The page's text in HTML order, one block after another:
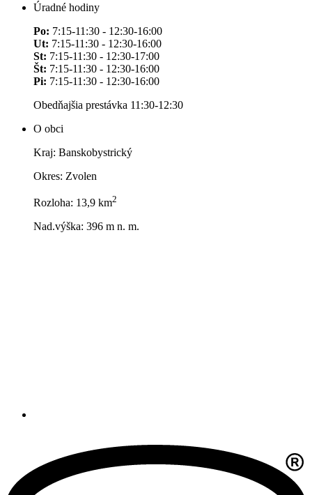
Úradné hodiny
Po: 7:15-11:30 - 12:30-16:00
Ut: 7:15-11:30 - 12:30-16:00
St: 7:15-11:30 - 12:30-17:00
Št: 7:15-11:30 - 12:30-16:00
Pi: 7:15-11:30 - 12:30-16:00
Obedňajšia prestávka 11:30-12:30
O obci
Kraj: Banskobystrický
Okres: Zvolen
Rozloha: 13,9 km2
Nad.výška: 396 m n. m.